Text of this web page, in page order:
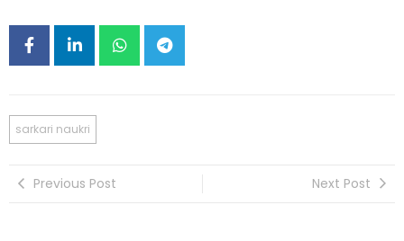
sarkari naukri
Previous Post Next Post